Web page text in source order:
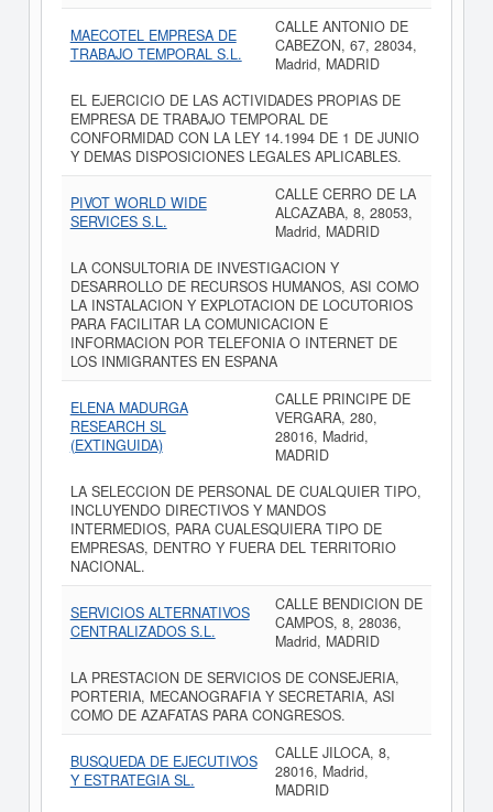
MAECOTEL EMPRESA DE
TRABAJO TEMPORAL S.L.
CALLE ANTONIO DE
CABEZON, 67, 28034,
Madrid, MADRID
EL EJERCICIO DE LAS ACTIVIDADES PROPIAS DE
EMPRESA DE TRABAJO TEMPORAL DE
CONFORMIDAD CON LA LEY 14.1994 DE 1 DE JUNIO
Y DEMAS DISPOSICIONES LEGALES APLICABLES.
PIVOT WORLD WIDE
SERVICES S.L.
CALLE CERRO DE LA
ALCAZABA, 8, 28053,
Madrid, MADRID
LA CONSULTORIA DE INVESTIGACION Y
DESARROLLO DE RECURSOS HUMANOS, ASI COMO
LA INSTALACION Y EXPLOTACION DE LOCUTORIOS
PARA FACILITAR LA COMUNICACION E
INFORMACION POR TELEFONIA O INTERNET DE
LOS INMIGRANTES EN ESPANA
ELENA MADURGA
RESEARCH SL
(EXTINGUIDA)
CALLE PRINCIPE DE
VERGARA, 280,
28016, Madrid,
MADRID
LA SELECCION DE PERSONAL DE CUALQUIER TIPO,
INCLUYENDO DIRECTIVOS Y MANDOS
INTERMEDIOS, PARA CUALESQUIERA TIPO DE
EMPRESAS, DENTRO Y FUERA DEL TERRITORIO
NACIONAL.
SERVICIOS ALTERNATIVOS
CENTRALIZADOS S.L.
CALLE BENDICION DE
CAMPOS, 8, 28036,
Madrid, MADRID
LA PRESTACION DE SERVICIOS DE CONSEJERIA,
PORTERIA, MECANOGRAFIA Y SECRETARIA, ASI
COMO DE AZAFATAS PARA CONGRESOS.
BUSQUEDA DE EJECUTIVOS
Y ESTRATEGIA SL.
CALLE JILOCA, 8,
28016, Madrid,
MADRID